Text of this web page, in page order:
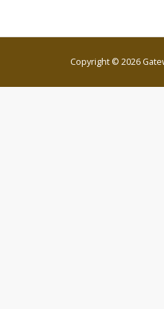
Copyright © 2026